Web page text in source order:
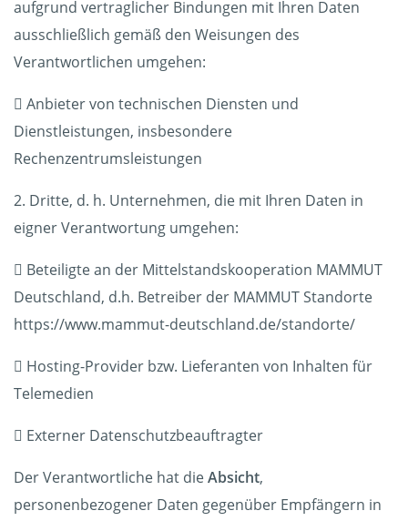
aufgrund vertraglicher Bindungen mit Ihren Daten
ausschließlich gemäß den Weisungen des
Verantwortlichen umgehen:
 Anbieter von technischen Diensten und
Dienstleistungen, insbesondere
Rechenzentrumsleistungen
2. Dritte, d. h. Unternehmen, die mit Ihren Daten in
eigner Verantwortung umgehen:
 Beteiligte an der Mittelstandskooperation MAMMUT
Deutschland, d.h. Betreiber der MAMMUT Standorte
https://www.mammut-deutschland.de/standorte/
 Hosting-Provider bzw. Lieferanten von Inhalten für
Telemedien
 Externer Datenschutzbeauftragter
Der Verantwortliche hat dieAbsicht,
personenbezogener Daten gegenüber Empfängern in